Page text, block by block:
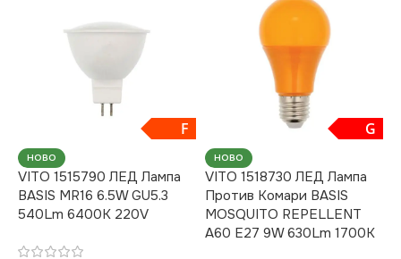
F
НОВО
VITO 1515790 ЛЕД Лампа
BASIS MR16 6.5W GU5.3
540Lm 6400K 220V
G
НОВО
VITO 1518730 ЛЕД Лампа
Против Комари BASIS
MOSQUITO REPELLENT
A60 E27 9W 630Lm 1700K